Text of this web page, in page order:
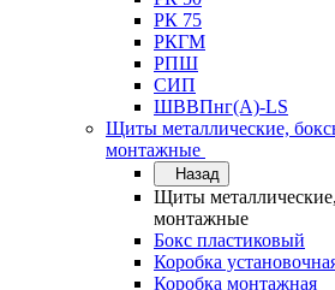
РК 75
РКГМ
РПШ
СИП
ШВВПнг(А)-LS
Щиты металлические,
монтажные
Назад
Щиты
монтажные
Бокс пластиковый
Коробка
Коробка монтажная